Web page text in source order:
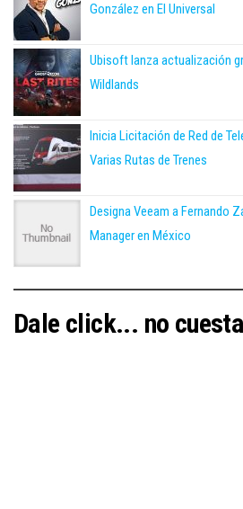
González en El Universal
Ubisoft lanza actualización
Wildlands
Inicia Licitación de Red de
Varias Rutas de Trenes
Designa Veeam a Fernando
Manager en México
Dale click... no cuesta